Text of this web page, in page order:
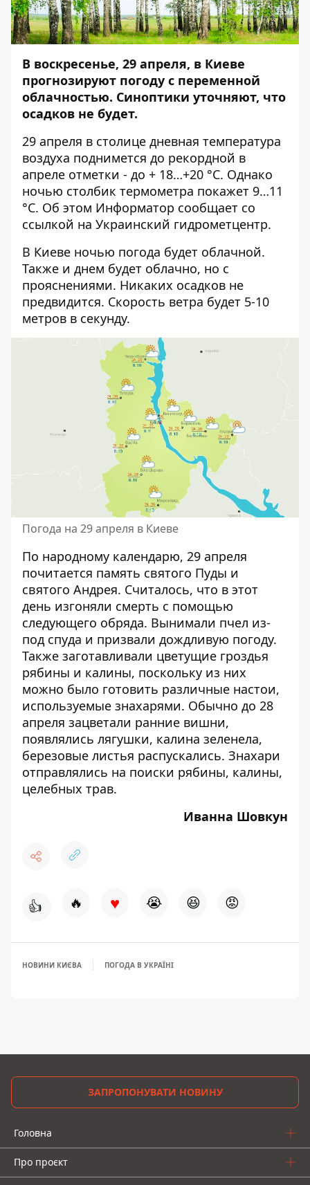
В воскресенье, 29 апреля, в Киеве
прогнозируют погоду с переменной
облачностью. Синоптики уточняют, что
осадков не будет.
29 апреля в столице дневная температура
воздуха поднимется до рекордной в
апреле отметки - до + 18…+20 °C. Однако
ночью столбик термометра покажет 9…11
°C. Об этом Информатор сообщает со
ссылкой на Украинский гидрометцентр.
В Киеве ночью погода будет облачной.
Также и днем будет облачно, но с
прояснениями. Никаких осадков не
предвидится. Скорость ветра будет 5-10
метров в секунду.
Погода на 29 апреля в Киеве
По народному календарю, 29 апреля
почитается память святого Пуды и
святого Андрея. Считалось, что в этот
день изгоняли смерть с помощью
следующего обряда. Вынимали пчел из-
под спуда и призвали дождливую погоду.
Также заготавливали цветущие гроздья
рябины и калины, поскольку из них
можно было готовить различные настои,
используемые знахарями. Обычно до 28
апреля зацветали ранние вишни,
появлялись лягушки, калина зеленела,
березовые листья распускались. Знахари
отправлялись на поиски рябины, калины,
целебных трав.
Иванна Шовкун
👍 🔥 ♥ 😭 😆 😡
НОВИНИ КИЄВА ПОГОДА В УКРАЇНІ
ЗАПРОПОНУВАТИ НОВИНУ
Головна
Про проєкт